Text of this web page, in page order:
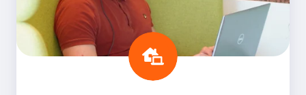
classroom)